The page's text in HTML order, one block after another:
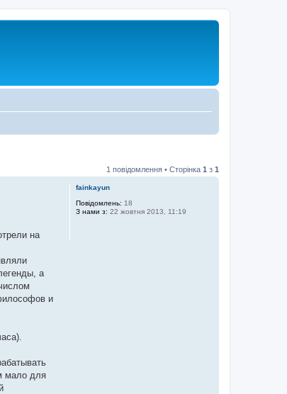
1 повідомлення • Сторінка 1 з 1
fainkayun
Повідомлень: 18
З нами з: 22 жовтня 2013, 11:19
на
а
и
мало для